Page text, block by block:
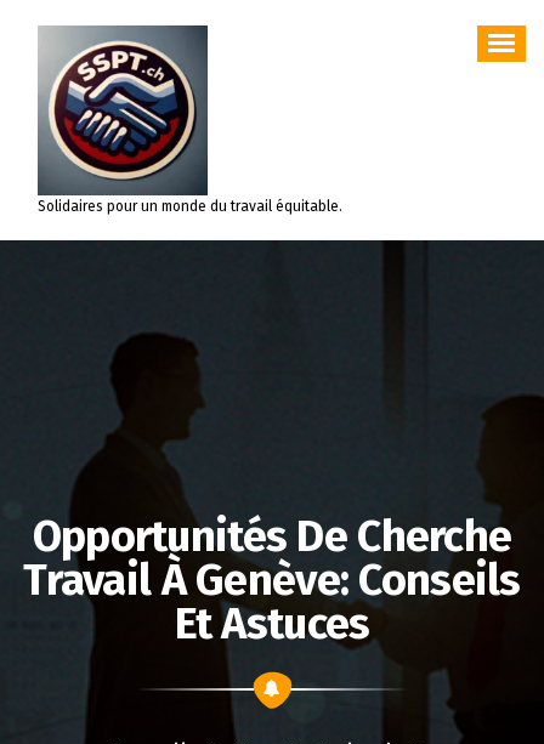
contenu
Solidaires pour un monde du travail équitable.
Opportunités De Cherche
Travail À Genève: Conseils
Et Astuces